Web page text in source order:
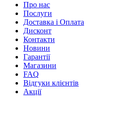
Про нас
Послуги
Доставка і Оплата
Дисконт
Контакти
Новини
Гарантії
Магазини
FAQ
Відгуки клієнтів
Акції